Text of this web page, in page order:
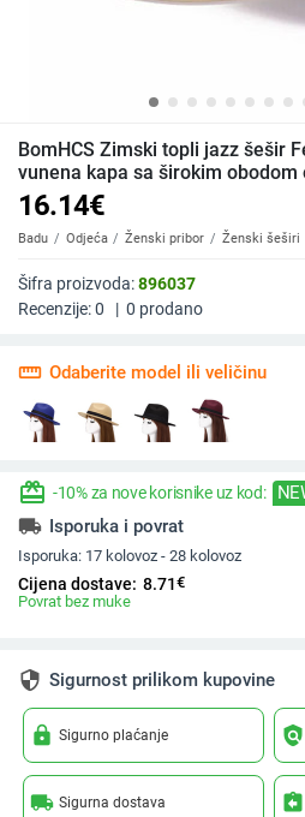
BomHCS Zimski topli jazz šešir
vunena kapa sa širokim
16.14€
Badu Odjeća Ženski pribor Ženski šeširi
Šifra proizvoda:896037
Recenzije:0 | 0 prodano
straighten Odaberite model ili veličinu
redeem -10% za nove korisnike uz kod:
local_shipping Isporuka i povrat
Isporuka: 17 kolovoz - 28 kolovoz
Cijena dostave: 8.71€
Povrat bez muke
security Sigurnost prilikom kupovine
lock Sigurno plaćanje policy
local_shipping Sigurna dostava assignment_return